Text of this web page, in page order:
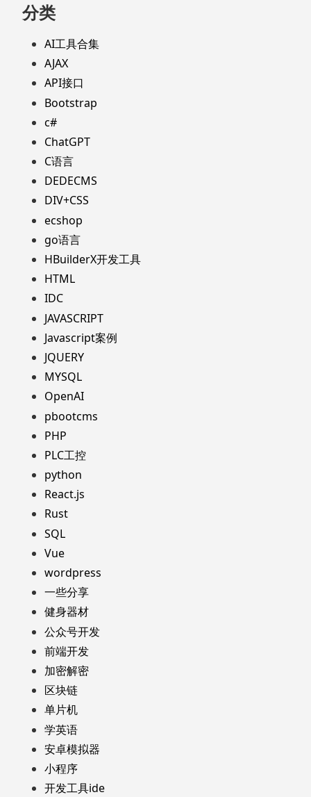
分类
AI工具合集
AJAX
API接口
Bootstrap
c#
ChatGPT
C语言
DEDECMS
DIV+CSS
ecshop
go语言
HBuilderX开发工具
HTML
IDC
JAVASCRIPT
Javascript案例
JQUERY
MYSQL
OpenAI
pbootcms
PHP
PLC工控
python
React.js
Rust
SQL
Vue
wordpress
一些分享
健身器材
公众号开发
前端开发
加密解密
区块链
单片机
学英语
安卓模拟器
小程序
开发工具ide